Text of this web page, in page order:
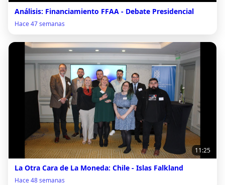
Análisis: Financiamiento FFAA - Debate Presidencial
Hace 47 semanas
11:25
La Otra Cara de La Moneda: Chile - Islas Falkland
Hace 48 semanas